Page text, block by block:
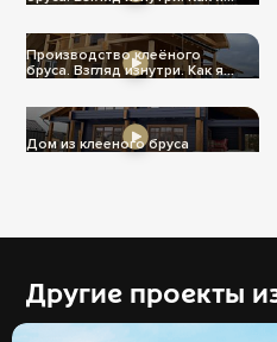
Производство клеёного
бруса. Взгляд изнутри. Как я
Дом из клееного бруса
Другие проекты